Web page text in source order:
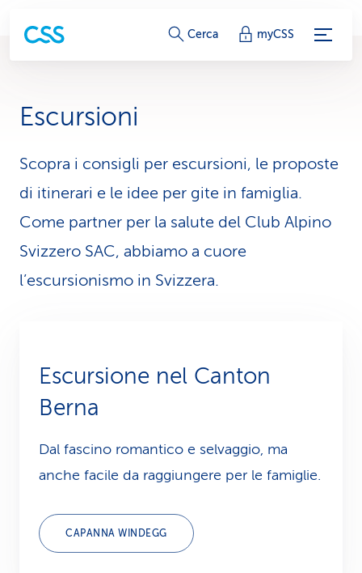
c
e
g
a
m
e
i
i
s
e
Cerca myCSS
Escursioni
Scopra i consigli per escursioni, le proposte
di itinerari e le idee per gite in famiglia.
Come partner per la salute del Club Alpino
Svizzero SAC, abbiamo a cuore
l’escursionismo in Svizzera.
Escursione nel Canton
Berna
Dal fascino romantico e selvaggio, ma
anche facile da raggiungere per le famiglie.
CAPANNA WINDEGG